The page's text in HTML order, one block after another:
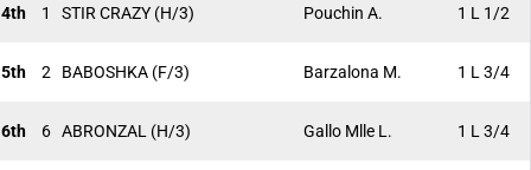
4th 1 STIR CRAZY (H/3) Pouchin A. 1 L 1/2
5th 2 BABOSHKA (F/3) Barzalona M. 1 L 3/4
6th 6 ABRONZAL (H/3) Gallo Mlle L. 1 L 3/4